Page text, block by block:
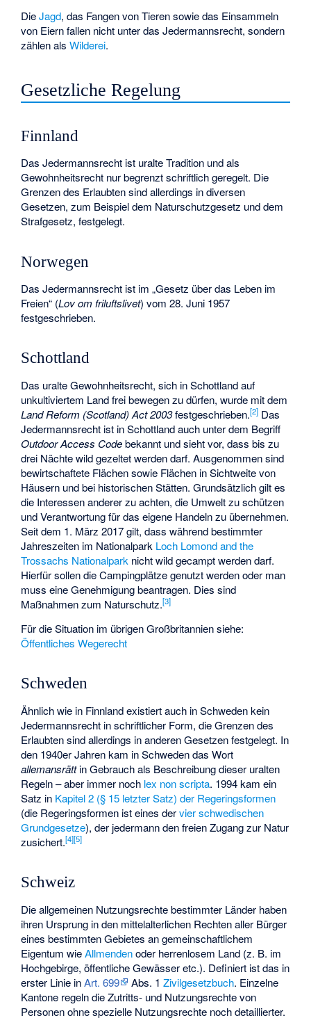
DieJagd, das Fangen von Tieren sowie das Einsammeln
von Eiern fallen nicht unter das Jedermannsrecht, sondern
zählen alsWilderei.
Gesetzliche Regelung
Finnland
Das Jedermannsrecht ist uralte Tradition und als
Gewohnheitsrecht nur begrenzt schriftlich geregelt. Die
Grenzen des Erlaubten sind allerdings in diversen
Gesetzen, zum Beispiel dem Naturschutzgesetz und dem
Strafgesetz, festgelegt.
Norwegen
Das Jedermannsrecht ist im „Gesetz über das Leben im
Freien“ (Lov om friluftslivet) vom 28. Juni 1957
festgeschrieben.
Schottland
Das uralte Gewohnheitsrecht, sich in Schottland auf
unkultiviertem Land frei bewegen zu dürfen, wurde mit dem
Land Reform (Scotland) Act 2003festgeschrieben.[2] Das
Jedermannsrecht ist in Schottland auch unter dem Begriff
Outdoor Access Codebekannt und sieht vor, dass bis zu
drei Nächte wild gezeltet werden darf. Ausgenommen sind
bewirtschaftete Flächen sowie Flächen in Sichtweite von
Häusern und bei historischen Stätten. Grundsätzlich gilt es
die Interessen anderer zu achten, die Umwelt zu schützen
und Verantwortung für das eigene Handeln zu übernehmen.
Seit dem 1. März 2017 gilt, dass während bestimmter
Jahreszeiten im Nationalpark Loch Lomond and the
Trossachs Nationalpark nicht wild gecampt werden darf.
Hierfür sollen die Campingplätze genutzt werden oder man
muss eine Genehmigung beantragen. Dies sind
Maßnahmen zum Naturschutz.[3]
Für die Situation im übrigen Großbritannien siehe:
Öffentliches Wegerecht
Schweden
Ähnlich wie in Finnland existiert auch in Schweden kein
Jedermannsrecht in schriftlicher Form, die Grenzen des
Erlaubten sind allerdings in anderen Gesetzen festgelegt. In
den 1940er Jahren kam in Schweden das Wort
allemansrättin Gebrauch als Beschreibung dieser uralten
Regeln – aber immer noch lex non scripta. 1994 kam ein
Satz in Kapitel 2 (§ 15 letzter Satz) der Regeringsformen
(die Regeringsformen ist eines dervier schwedischen
Grundgesetze), der jedermann den freien Zugang zur Natur
zusichert.[4][5]
Schweiz
Die allgemeinen Nutzungsrechte bestimmter Länder haben
ihren Ursprung in den mittelalterlichen Rechten aller Bürger
eines bestimmten Gebietes an gemeinschaftlichem
Eigentum wieAllmendenoder herrenlosem Land (z. B. im
Hochgebirge, öffentliche Gewässer etc.). Definiert ist das in
erster Linie inArt. 699 Abs. 1Zivilgesetzbuch. Einzelne
Kantone regeln die Zutritts- und Nutzungsrechte von
Personen ohne spezielle Nutzungsrechte noch detaillierter.